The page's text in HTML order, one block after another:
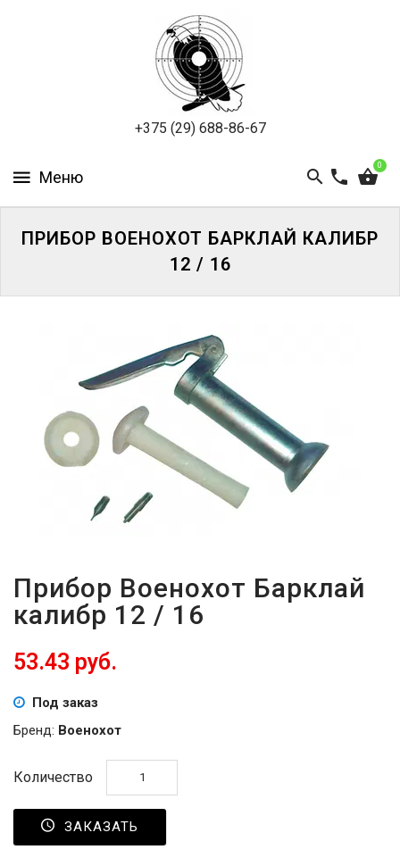
+375 (29) 688-86-67
0
ОПТИКА
ЭКИПИРОВКА
И
ЗАБЫЛИ
ПАРОЛЬ?
ПРИБОР ВОЕНОХОТ БАРКЛАЙ КАЛИБР
12 / 16
Прибор Военохот Барклай
калибр 12 / 16
53.43 руб.
Под заказ
Бренд: Военохот
Количество
ЗАКАЗАТЬ